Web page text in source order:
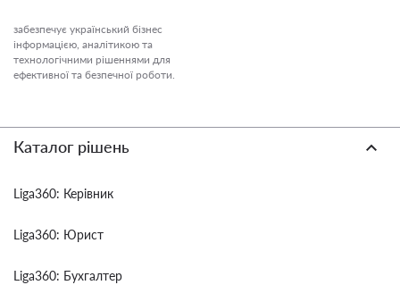
забезпечує український бізнес
інформацією, аналітикою та
технологічними рішеннями для
ефективної та безпечної роботи.
Каталог рішень
Liga360: Керівник
Liga360: Юрист
Liga360: Бухгалтер